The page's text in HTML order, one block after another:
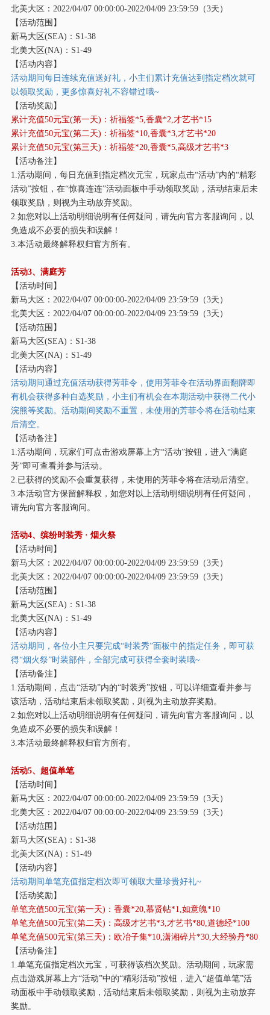
北美大区： 2022/04/07 00:00:00-2022/04/09 23:59:59（3天）
【活动范围】
新马大区(SEA)：S1-38
北美大区(NA)：S1-49
【活动内容】
活动期间每日连续充值送好礼，小主们累计充值达到指定档次就可
以领取奖励，更多惊喜好礼不容错过哦~
【活动奖励】
累计充值50元宝(第一天)：祈福签*5,香囊*2,才艺书*15
累计充值50元宝(第二天)：祈福签*10,香囊*3,才艺书*20
累计充值50元宝(第三天)：祈福签*20,香囊*5,高级才艺书*3
【活动备注】
1.活动期间，每日充值到指定档次元宝，玩家点击“活动”内的“精彩
活动”按钮，在“惊喜连连”活动面板中手动领取奖励，活动结束后未
领取奖励，则视为主动放弃奖励。
2.如您对以上活动明细说明有任何疑问，请先向官方客服询问，以
免造成不必要的损失和误解！
3.本活动最终解释权归官方所有。
活动3、满庭芳
【活动时间】
新马大区： 2022/04/07 00:00:00-2022/04/09 23:59:59（3天）
北美大区： 2022/04/07 00:00:00-2022/04/09 23:59:59（3天）
【活动范围】
新马大区(SEA)：S1-38
北美大区(NA)：S1-49
【活动内容】
活动期间通过充值活动获得芳菲令，使用芳菲令在活动界面翻牌即
有机会获得多种自选奖励， 小主们有机会在本期活动中获得二代小
浣熊等奖励。活动期间奖励不重置，未使用的芳菲令将在活动结束
后清空。
【活动备注】
1.活动期间，玩家们可点击游戏屏幕上方“活动”按钮，进入“满庭
芳”即可查看并参与活动。
2.已获得的奖励不会重复获得，未使用的芳菲令将在活动后清空。
3.本活动官方保留解释权，如您对以上活动明细说明有任何疑问，
请先向官方客服询问。
活动4、缤纷时装秀 · 烟火祭
【活动时间】
新马大区： 2022/04/07 00:00:00-2022/04/09 23:59:59（3天）
北美大区： 2022/04/07 00:00:00-2022/04/09 23:59:59（3天）
【活动范围】
新马大区(SEA)：S1-38
北美大区(NA)：S1-49
【活动内容】
活动期间，各位小主只要完成“时装秀”面板中的指定任务，即可获
得“烟火祭”时装部件，全部完成可获得全套时装哦~
【活动备注】
1.活动期间，点击“活动”内的“时装秀”按钮，可以详细查看并参与
该活动，活动结束后未领取奖励，则视为主动放弃奖励。
2.如您对以上活动明细说明有任何疑问，请先向官方客服询问，以
免造成不必要的损失和误解！
3.本活动最终解释权归官方所有。
活动5、超值单笔
【活动时间】
新马大区： 2022/04/07 00:00:00-2022/04/09 23:59:59（3天）
北美大区： 2022/04/07 00:00:00-2022/04/09 23:59:59（3天）
【活动范围】
新马大区(SEA)：S1-38
北美大区(NA)：S1-49
【活动内容】
活动期间单笔充值指定档次即可领取大量珍贵好礼~
【活动奖励】
单笔充值500元宝(第一天)：香囊*20,慕贤帖*1,如意魄*10
单笔充值500元宝(第二天)：高级才艺书*3,才艺书*80,道德经*100
单笔充值500元宝(第三天)：欧冶子集*10,潇湘碎片*30,大经验丹*80
【活动备注】
1.单笔充值指定档次元宝，可获得该档次奖励。活动期间，玩家需
点击游戏屏幕上方“活动”中的“精彩活动”按钮，进入“超值单笔”活
动面板中手动领取奖励，活动结束后未领取奖励，则视为主动放弃
奖励。